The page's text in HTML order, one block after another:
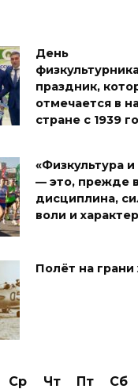
День
праздник,
отмечается в
стране с 1939
«Физкультура и
— это, прежде
дисциплина,
воли и
Полёт на
Ср Чт Пт Сб